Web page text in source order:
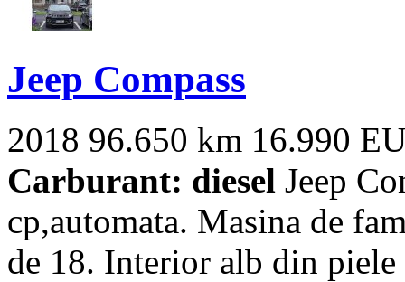
Jeep Compass
2018 96.650 km 16.990
Carburant: diesel Jeep
cp,automata. Masina de
de 18. Interior alb din